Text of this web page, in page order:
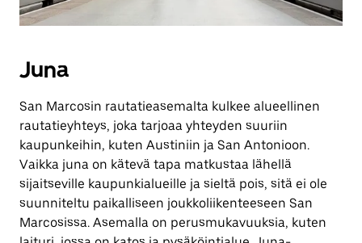
Juna
San Marcosin rautatieasemalta kulkee alueellinen
rautatieyhteys, joka tarjoaa yhteyden suuriin
kaupunkeihin, kuten Austiniin ja San Antonioon.
Vaikka juna on kätevä tapa matkustaa lähellä
sijaitseville kaupunkialueille ja sieltä pois, sitä ei ole
suunniteltu paikalliseen joukkoliikenteeseen San
Marcosissa. Asemalla on perusmukavuuksia, kuten